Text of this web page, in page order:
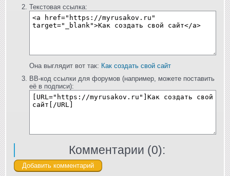
Текстовая ссылка:
Она выглядит вот так: Как создать свой сайт
BB-код ссылки для форумов (например, можете поставить
её в подписи):
Комментарии (0):